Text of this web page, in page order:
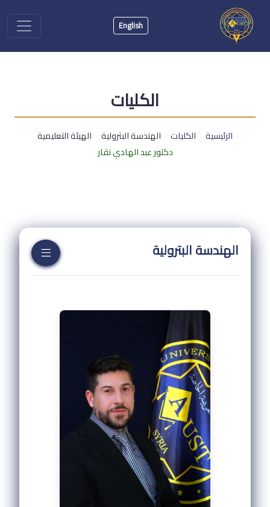
English
الكليات
الرئيسية الكليات الهندسة البترولية
الهيئة التعليمية
دكتور عبد الهادي نقار
الهندسة البترولية